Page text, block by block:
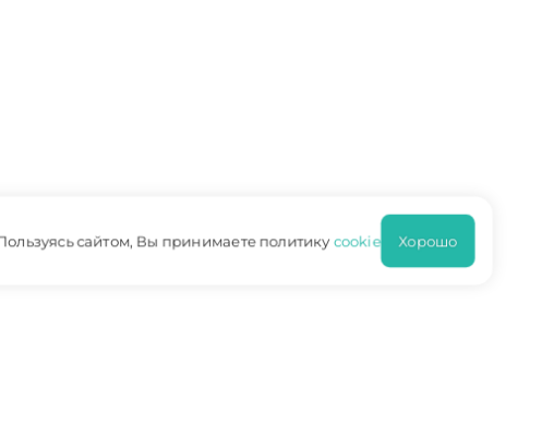
Пользуясь сайтом, Вы принимаете политикуcookie Хорошо